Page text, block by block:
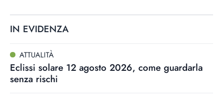
IN EVIDENZA
ATTUALITÀ
Eclissi solare 12 agosto 2026, come guardarla
senza rischi